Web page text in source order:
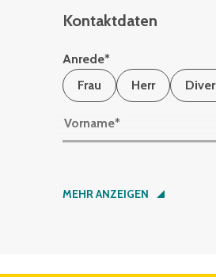
Kontaktdaten
Anrede*
Frau
Herr
Vorname*
Nachname*
MEHR ANZEIGEN